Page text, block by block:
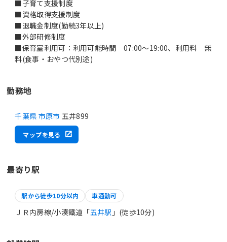
■子育て支援制度
■資格取得支援制度
■退職金制度(勤続3年以上)
■外部研修制度
■保育室利用可：利用可能時間 07:00～19:00、利用料 無
料(食事・おやつ代別途)
勤務地
千葉県 市原市 五井899
マップを見る
最寄り駅
駅から徒歩10分以内 車通勤可
ＪＲ内房線/小湊鐵道「五井駅 」(徒歩10分)